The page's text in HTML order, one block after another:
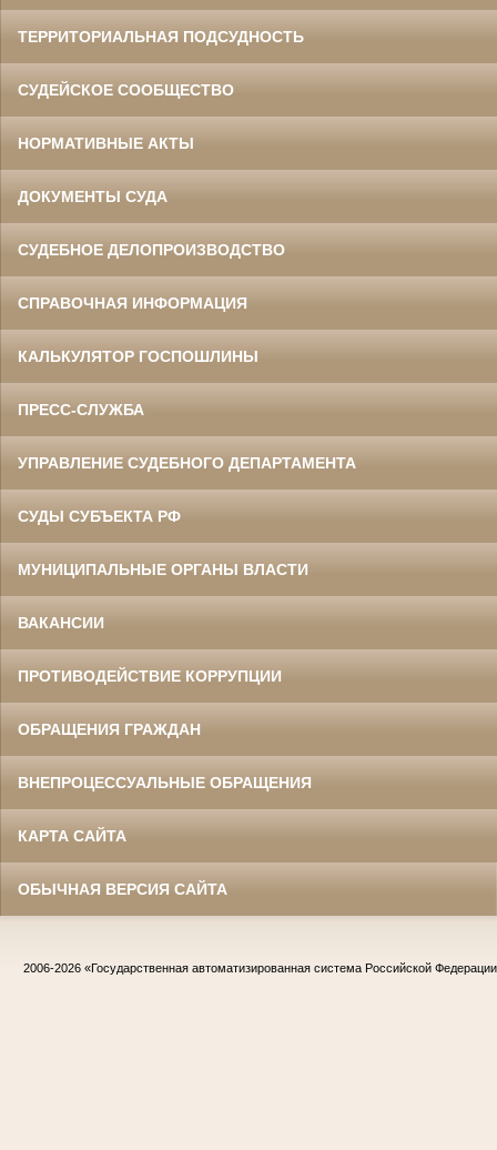
ТЕРРИТОРИАЛЬНАЯ ПОДСУДНОСТЬ
СУДЕЙСКОЕ СООБЩЕСТВО
НОРМАТИВНЫЕ АКТЫ
ДОКУМЕНТЫ СУДА
СУДЕБНОЕ ДЕЛОПРОИЗВОДСТВО
СПРАВОЧНАЯ ИНФОРМАЦИЯ
КАЛЬКУЛЯТОР ГОСПОШЛИНЫ
ПРЕСС-СЛУЖБА
УПРАВЛЕНИЕ СУДЕБНОГО ДЕПАРТАМЕНТА
СУДЫ СУБЪЕКТА РФ
МУНИЦИПАЛЬНЫЕ ОРГАНЫ ВЛАСТИ
ВАКАНСИИ
ПРОТИВОДЕЙСТВИЕ КОРРУПЦИИ
ОБРАЩЕНИЯ ГРАЖДАН
ВНЕПРОЦЕССУАЛЬНЫЕ ОБРАЩЕНИЯ
КАРТА САЙТА
ОБЫЧНАЯ ВЕРСИЯ САЙТА
2006-2026 «Государственная автоматизированная система Российской